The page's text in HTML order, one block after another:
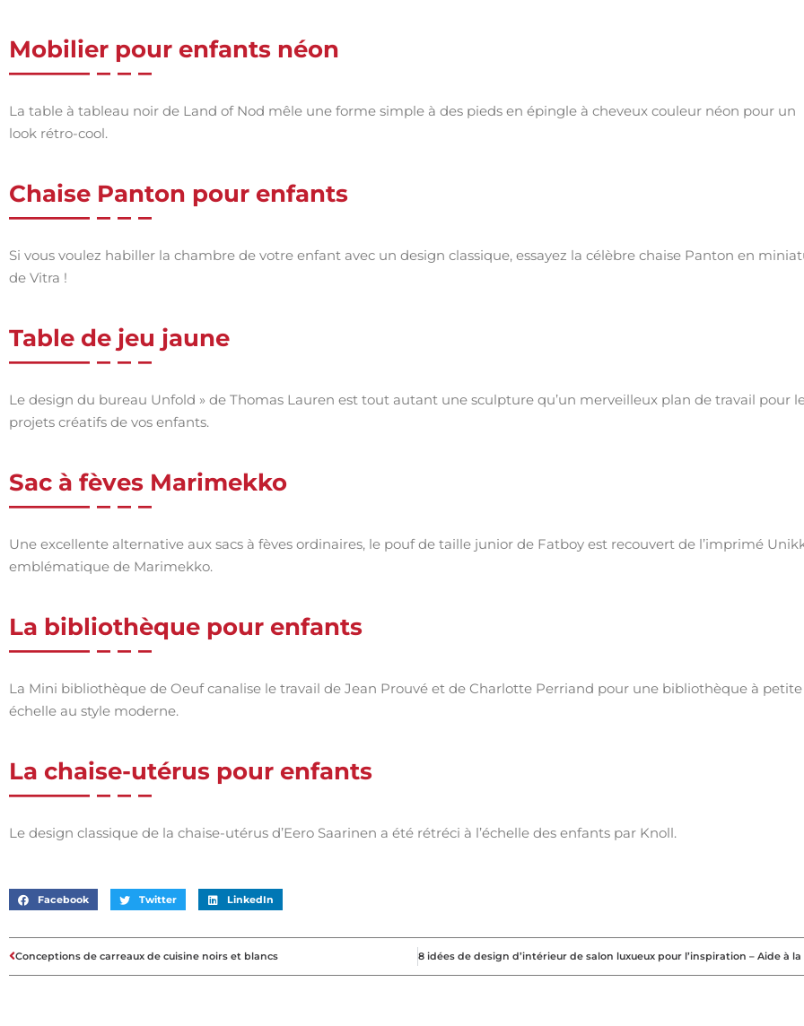
Mobilier pour enfants néon
La table à tableau noir de Land of Nod mêle une forme simple à des pieds en épingle à cheveux couleur néon pour un
look rétro-cool.
Chaise Panton pour enfants
Si vous voulez habiller la chambre de votre enfant avec un design classique, essayez la célèbre chaise Panton en
de Vitra !
Table de jeu jaune
Le design du bureau Unfold » de Thomas Lauren est tout autant une sculpture qu’un merveilleux plan de travail pour
projets créatifs de vos enfants.
Sac à fèves Marimekko
Une excellente alternative aux sacs à fèves ordinaires, le pouf de taille junior de Fatboy est recouvert de l’imprimé
emblématique de Marimekko.
La bibliothèque pour enfants
La Mini bibliothèque de Oeuf canalise le travail de Jean Prouvé et de Charlotte Perriand pour une bibliothèque à petite
échelle au style moderne.
La chaise-utérus pour enfants
Le design classique de la chaise-utérus d’Eero Saarinen a été rétréci à l’échelle des enfants par Knoll.
Facebook Twitter LinkedIn
Conceptions de carreaux de cuisine noirs et blancs